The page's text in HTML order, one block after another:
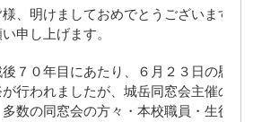
、明けましておめでとうございます。
申し上げます。
７０年目にあたり、６月２３日の慰霊
行われましたが、城岳同窓会主催の「
数の同窓会の方々・本校職員・生徒の